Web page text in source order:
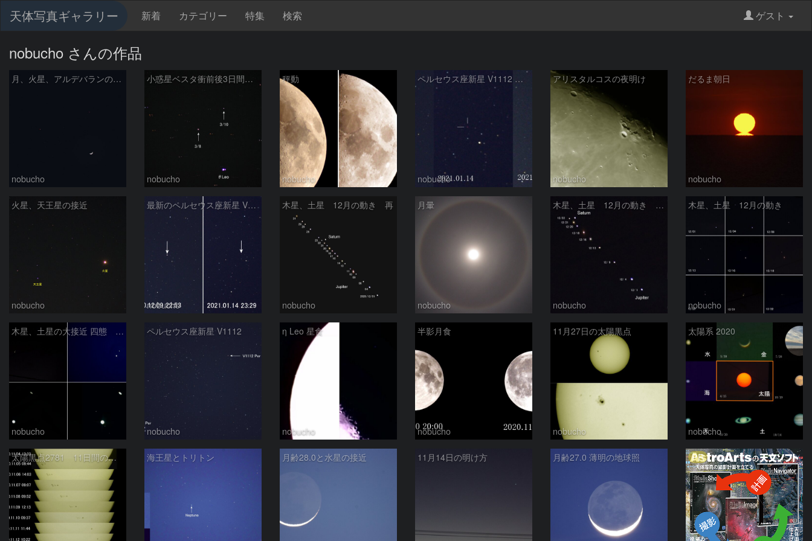
天体写真ギャラリー 新着 カテゴリー 特集 検索 ゲスト
nobucho さんの作品
月、火星、アルデバランの接近
nobucho
小惑星ベスタ衝前後3日間の動き
nobucho
秤動
nobucho
ペルセウス座新星 V1112 その後
nobucho
アリスタルコスの夜明け
nobucho
だるま朝日
nobucho
火星、天王星の接近
nobucho
最新のペルセウス座新星 V1112
nobucho
木星、土星 12月の動き 再
nobucho
月暈
nobucho
木星、土星 12月の動き その2
nobucho
木星、土星 12月の動き
nobucho
木星、土星の大接近 四態 2020/12/21
nobucho
ペルセウス座新星 V1112
nobucho
η Leo 星食
nobucho
半影月食
nobucho
11月27日の太陽黒点
nobucho
太陽系 2020
nobucho
太陽黒点2781 11日間の動き 海王星とトリトン 月齢28.0と水星の接近 11月14日の明け方 月齢27.0 薄明の地球照 PR